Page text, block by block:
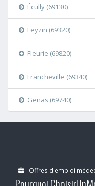
Écully (69130)
Feyzin (69320)
Fleurie (69820)
Francheville (69340)
Genas (69740)
Offres d'emploi